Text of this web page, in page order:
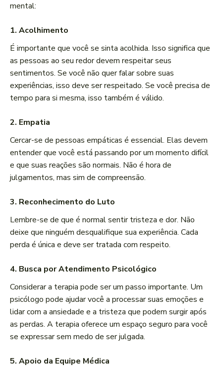
mental:
1. Acolhimento
É importante que você se sinta acolhida. Isso significa que
as pessoas ao seu redor devem respeitar seus
sentimentos. Se você não quer falar sobre suas
experiências, isso deve ser respeitado. Se você precisa de
tempo para si mesma, isso também é válido.
2. Empatia
Cercar-se de pessoas empáticas é essencial. Elas devem
entender que você está passando por um momento difícil
e que suas reações são normais. Não é hora de
julgamentos, mas sim de compreensão.
3. Reconhecimento do Luto
Lembre-se de que é normal sentir tristeza e dor. Não
deixe que ninguém desqualifique sua experiência. Cada
perda é única e deve ser tratada com respeito.
4. Busca por Atendimento Psicológico
Considerar a terapia pode ser um passo importante. Um
psicólogo pode ajudar você a processar suas emoções e
lidar com a ansiedade e a tristeza que podem surgir após
as perdas. A terapia oferece um espaço seguro para você
se expressar sem medo de ser julgada.
5. Apoio da Equipe Médica